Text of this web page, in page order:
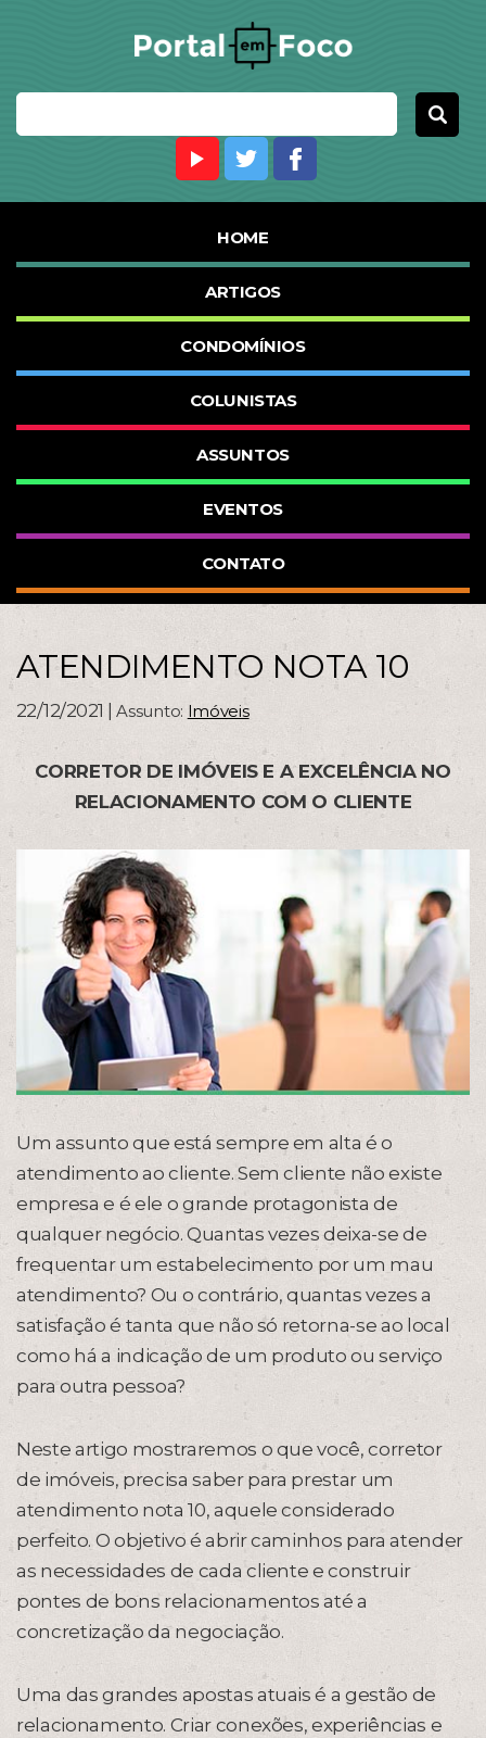
HOME
ARTIGOS
CONDOMÍNIOS
COLUNISTAS
ASSUNTOS
EVENTOS
CONTATO
ATENDIMENTO NOTA 10
22/12/2021 |Assunto: Imóveis
CORRETOR DE IMÓVEIS E A EXCELÊNCIA NO
RELACIONAMENTO COM O CLIENTE
Um assunto que está sempre em alta é o
atendimento ao cliente. Sem cliente não existe
empresa e é ele o grande protagonista de
qualquer negócio. Quantas vezes deixa-se de
frequentar um estabelecimento por um mau
atendimento? Ou o contrário, quantas vezes a
satisfação é tanta que não só retorna-se ao local
como há a indicação de um produto ou serviço
para outra pessoa?
Neste artigo mostraremos o que você, corretor
de imóveis, precisa saber para prestar um
atendimento nota 10, aquele considerado
perfeito. O objetivo é abrir caminhos para atender
as necessidades de cada cliente e construir
pontes de bons relacionamentos até a
concretização da negociação.
Uma das grandes apostas atuais é a gestão de
relacionamento. Criar conexões, experiências e